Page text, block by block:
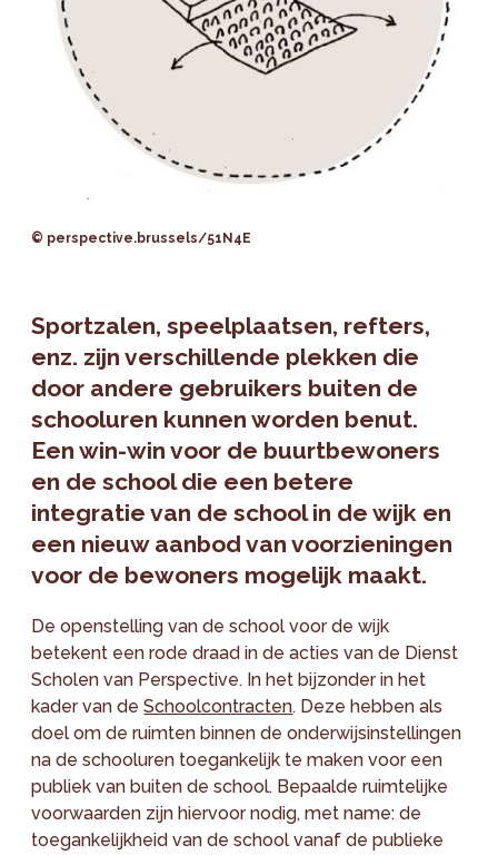
© perspective.brussels/51N4E
Sportzalen, speelplaatsen, refters,
enz. zijn verschillende plekken die
door andere gebruikers buiten de
schooluren kunnen worden benut.
Een win-win voor de buurtbewoners
en de school die een betere
integratie van de school in de wijk en
een nieuw aanbod van voorzieningen
voor de bewoners mogelijk maakt.
De openstelling van de school voor de wijk
betekent een rode draad in de acties van de Dienst
Scholen van Perspective. In het bijzonder in het
kader van deSchoolcontracten. Deze hebben als
doel om de ruimten binnen de onderwijsinstellingen
na de schooluren toegankelijk te maken voor een
publiek van buiten de school. Bepaalde ruimtelijke
voorwaarden zijn hiervoor nodig, met name: de
toegankelijkheid van de school vanaf de publieke